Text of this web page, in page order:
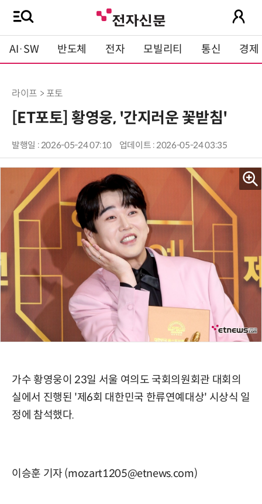
AI·SW 반도체 전자 모빌리티 통신 경제
라이프 > 포토
[ET포토] 황영웅, '간지러운 꽃받침'
발행일 : 2026-05-24 07:10 업데이트 : 2026-05-24 03:35
가수 황영웅이 23일 서울 여의도 국회의원회관 대회의
실에서 진행된 '제6회 대한민국 한류연예대상' 시상식 일
정에 참석했다.
이승훈 기자 (mozart1205@etnews.com)